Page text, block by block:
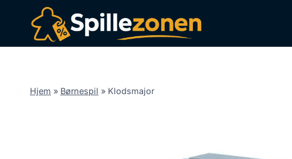
Hjem » Børnespil » Klodsmajor